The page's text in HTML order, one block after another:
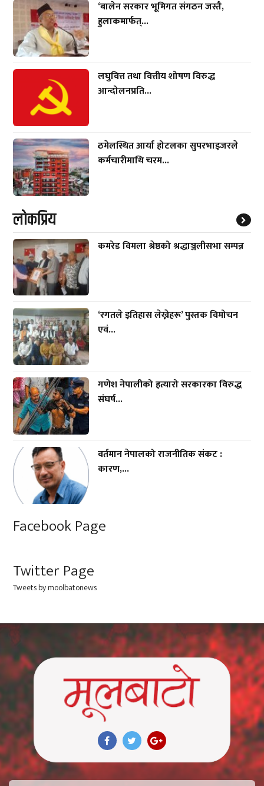
‘बालेन सरकार भूमिगत संगठन जस्तै,
हुलाकमार्फत्...
लघुवित्त तथा वित्तीय शोषण विरुद्ध
आन्दोलनप्रति...
ठमेलस्थित आर्या होटलका सुपरभाइजरले
कर्मचारीमाथि चरम...
लाेकप्रिय
कमरेड विमला श्रेष्ठको श्रद्धाञ्जलीसभा सम्पन्न
‘रगतले इतिहास लेख्नेहरू’ पुस्तक विमोचन
एवं...
गणेश नेपालीको हत्यारो सरकारका विरुद्ध
संघर्ष...
वर्तमान नेपालको राजनीतिक संकट :
कारण,...
Facebook Page
Twitter Page
Tweets by moolbatonews